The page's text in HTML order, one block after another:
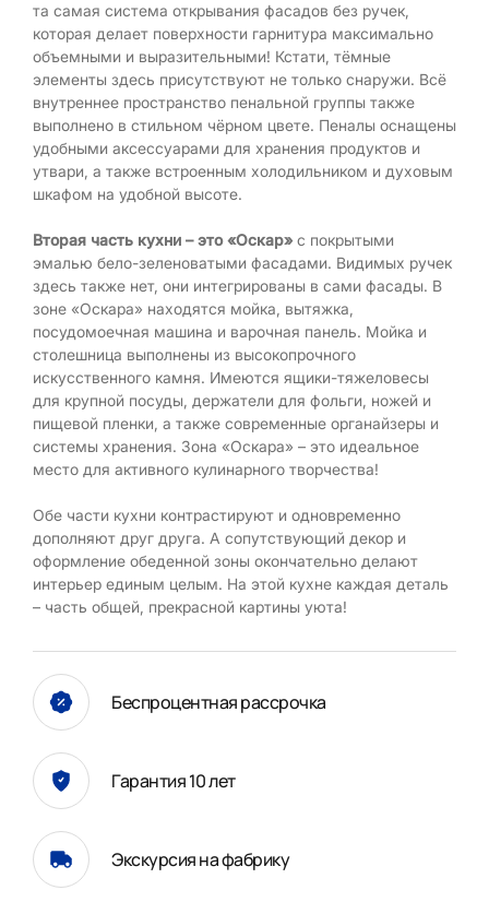
та самая система открывания фасадов без ручек,
которая делает поверхности гарнитура максимально
объемными и выразительными! Кстати, тёмные
элементы здесь присутствуют не только снаружи. Всё
внутреннее пространство пенальной группы также
выполнено в стильном чёрном цвете. Пеналы оснащены
удобными аксессуарами для хранения продуктов и
утвари, а также встроенным холодильником и духовым
шкафом на удобной высоте.
Вторая часть кухни – это «Оскар»с покрытыми
эмалью бело-зеленоватыми фасадами. Видимых ручек
здесь также нет, они интегрированы в сами фасады. В
зоне «Оскара» находятся мойка, вытяжка,
посудомоечная машина и варочная панель. Мойка и
столешница выполнены из высокопрочного
искусственного камня. Имеются ящики-тяжеловесы
для крупной посуды, держатели для фольги, ножей и
пищевой пленки, а также современные органайзеры и
системы хранения. Зона «Оскара» – это идеальное
место для активного кулинарного творчества!
Обе части кухни контрастируют и одновременно
дополняют друг друга. А сопутствующий декор и
оформление обеденной зоны окончательно делают
интерьер единым целым. На этой кухне каждая деталь
– часть общей, прекрасной картины уюта!
Беспроцентная рассрочка
Гарантия 10 лет
Экскурсия на фабрику